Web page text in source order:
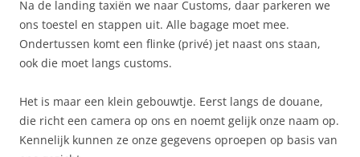
Na de landing taxiën we naar Customs, daar parkeren we
ons toestel en stappen uit. Alle bagage moet mee.
Ondertussen komt een flinke (privé) jet naast ons staan,
ook die moet langs customs.
Het is maar een klein gebouwtje. Eerst langs de douane,
die richt een camera op ons en noemt gelijk onze naam op.
Kennelijk kunnen ze onze gegevens oproepen op basis van